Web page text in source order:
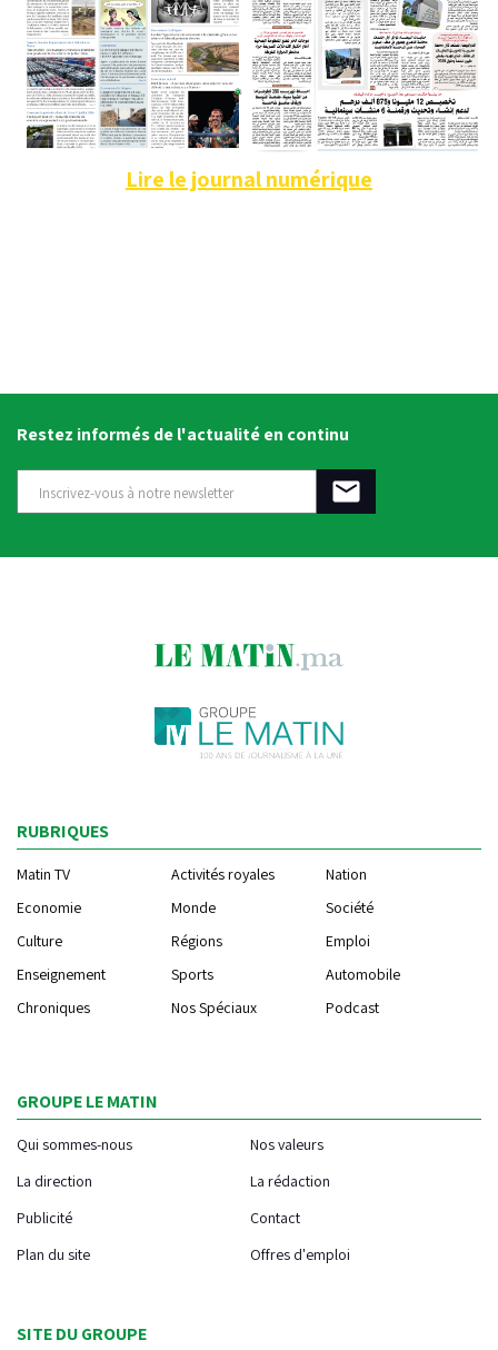
Lire le journal numérique
Restez informés de l'actualité en continu
RUBRIQUES
Matin TV Activités royales
Nation
Economie
Monde
Société
Culture
Régions
Emploi
Enseignement
Sports
Automobile
Chroniques
Nos Spéciaux Podcast
GROUPE LE MATIN
Qui sommes-nous
Nos valeurs
La direction
La rédaction
Publicité
Contact
Plan du site
Offres d'emploi
SITE DU GROUPE